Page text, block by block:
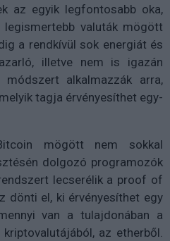
az egyik legfontosabb oka,
valuták mögött
a rendkívül sok energiát és
illetve nem is igazán
alkalmazzák arra,
tagja érvényesíthet egy-
mögött nem sokkal
dolgozó programozók
lecserélik a proof of
dönti el, ki érvényesíthet egy
van a tulajdonában a
az etherből.